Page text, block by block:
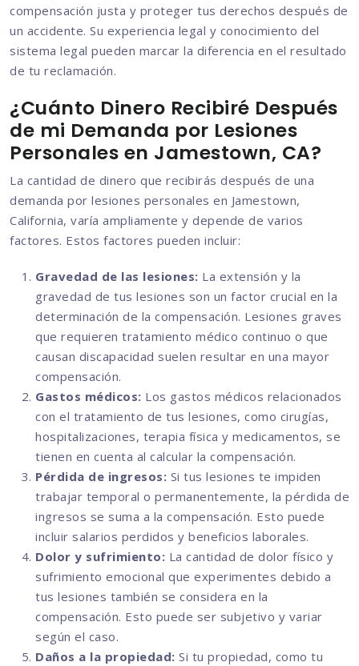
compensación justa y proteger tus derechos después de
un accidente. Su experiencia legal y conocimiento del
sistema legal pueden marcar la diferencia en el resultado
de tu reclamación.
¿Cuánto Dinero Recibiré Después
de mi Demanda por Lesiones
Personales en Jamestown, CA?
La cantidad de dinero que recibirás después de una
demanda por lesiones personales en Jamestown,
California, varía ampliamente y depende de varios
factores. Estos factores pueden incluir:
Gravedad de las lesiones: La extensión y la
gravedad de tus lesiones son un factor crucial en la
determinación de la compensación. Lesiones graves
que requieren tratamiento médico continuo o que
causan discapacidad suelen resultar en una mayor
compensación.
Gastos médicos: Los gastos médicos relacionados
con el tratamiento de tus lesiones, como cirugías,
hospitalizaciones, terapia física y medicamentos, se
tienen en cuenta al calcular la compensación.
Pérdida de ingresos: Si tus lesiones te impiden
trabajar temporal o permanentemente, la pérdida de
ingresos se suma a la compensación. Esto puede
incluir salarios perdidos y beneficios laborales.
Dolor y sufrimiento: La cantidad de dolor físico y
sufrimiento emocional que experimentes debido a
tus lesiones también se considera en la
compensación. Esto puede ser subjetivo y variar
según el caso.
Daños a la propiedad: Si tu propiedad, como tu